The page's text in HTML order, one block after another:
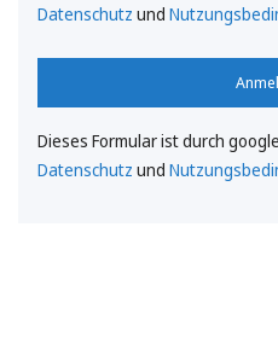
Datenschutz und
Dieses Formular ist durch
Datenschutz und